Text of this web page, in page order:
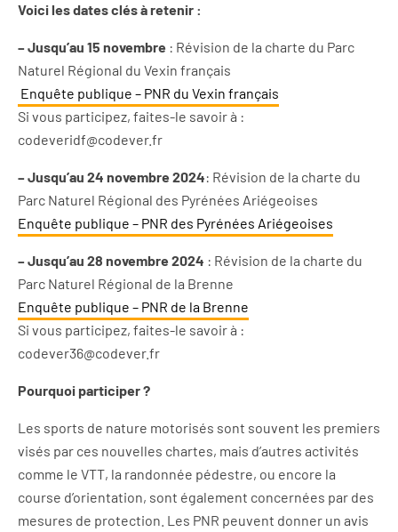
Voici les dates clés à retenir :
– Jusqu’au 15 novembre : Révision de la charte du Parc
Naturel Régional du Vexin français
Enquête publique – PNR du Vexin français
Si vous participez, faites-le savoir à :
codeveridf@codever.fr
– Jusqu’au 24 novembre 2024: Révision de la charte du
Parc Naturel Régional des Pyrénées Ariégeoises
Enquête publique – PNR des Pyrénées Ariégeoises
– Jusqu’au 28 novembre 2024 : Révision de la charte du
Parc Naturel Régional de la Brenne
Enquête publique – PNR de la Brenne
Si vous participez, faites-le savoir à :
codever36@codever.fr
Pourquoi participer ?
Les sports de nature motorisés sont souvent les premiers
visés par ces nouvelles chartes, mais d’autres activités
comme le VTT, la randonnée pédestre, ou encore la
course d’orientation, sont également concernées par des
mesures de protection. Les PNR peuvent donner un avis